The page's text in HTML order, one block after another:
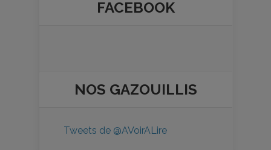
FACEBOOK
NOS GAZOUILLIS
Tweets de @AVoirALire